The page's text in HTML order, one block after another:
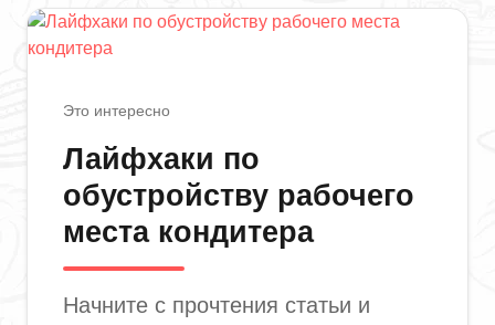
Это интересно
Лайфхаки по
обустройству рабочего
места кондитера
Начните с прочтения статьи и